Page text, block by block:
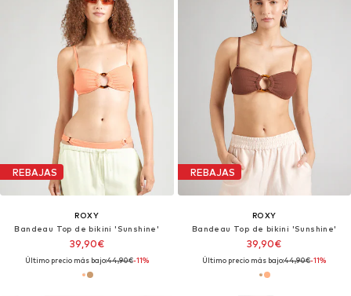
REBAJAS
ROXY
Bandeau Top de bikini 'Sunshine'
39,90€
Último precio más bajo:44,90€-11%
REBAJAS
ROXY
Bandeau Top de bikini 'Sunshine'
39,90€
Último precio más bajo:44,90€-11%